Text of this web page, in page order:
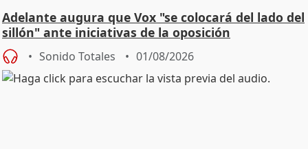
Adelante augura que Vox "se colocará del lado del
sillón" ante iniciativas de la oposición
Sonido Totales 01/08/2026